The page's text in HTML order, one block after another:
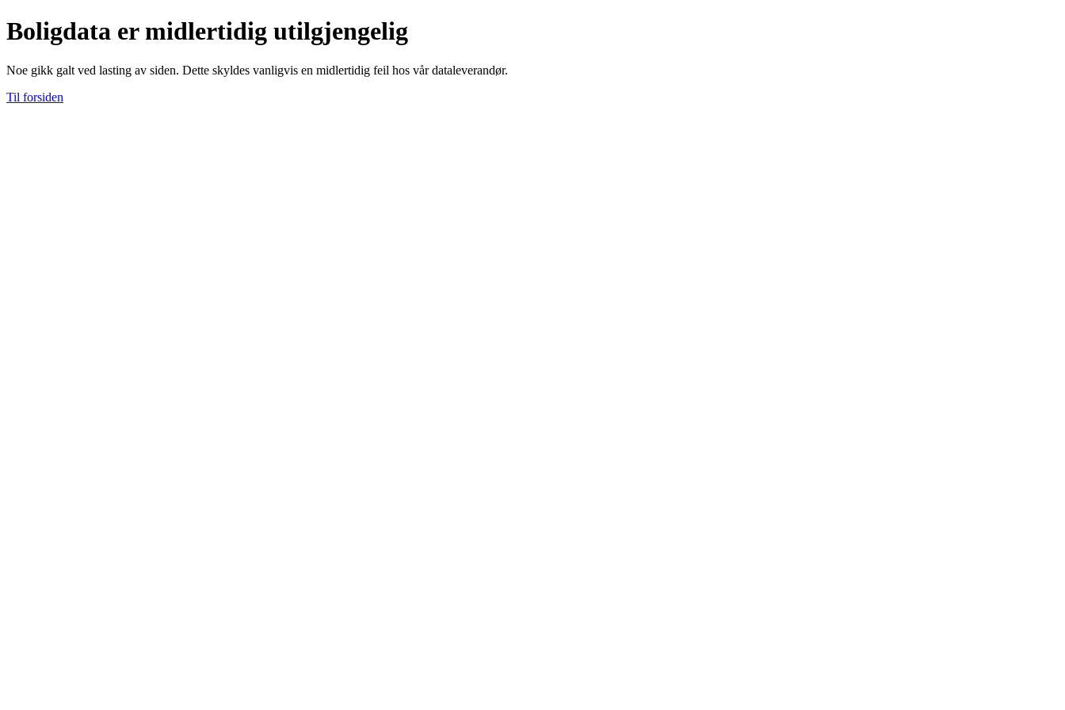
Boligdata er midlertidig utilgjengelig
Noe gikk galt ved lasting av siden. Dette skyldes vanligvis en midlertidig feil hos vår dataleverandør.
Til forsiden